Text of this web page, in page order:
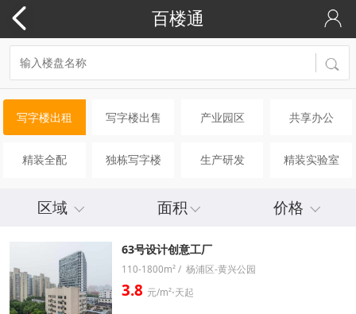
百楼通
写字楼出租 写字楼出售 产业园区 共享办公
精装全配 独栋写字楼 生产研发 精装实验室
区域 面积 价格
63号设计创意工厂
110-1800m² / 杨浦区-黄兴公园
3.8 元/m²⋅天起